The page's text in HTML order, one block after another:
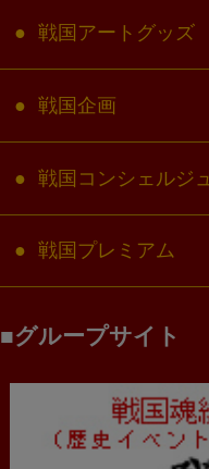
戦国アートグッズ
戦国企画
戦国コンシェルジュ
戦国プレミアム
グループサイト